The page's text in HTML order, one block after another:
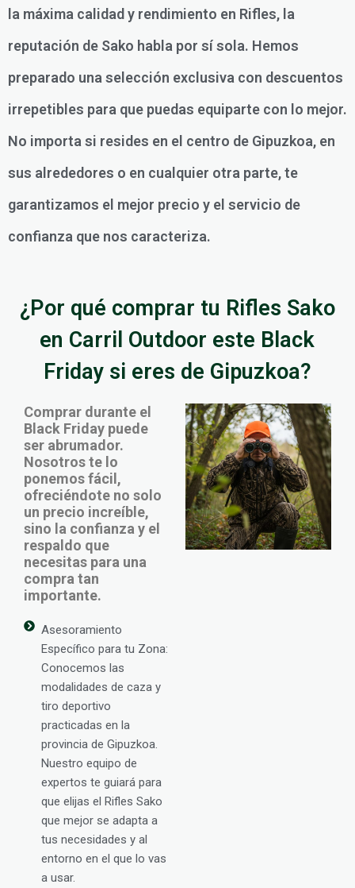
la máxima calidad y rendimiento en Rifles, la
reputación de Sako habla por sí sola. Hemos
preparado una selección exclusiva con descuentos
irrepetibles para que puedas equiparte con lo mejor.
No importa si resides en el centro de Gipuzkoa, en
sus alrededores o en cualquier otra parte, te
garantizamos el mejor precio y el servicio de
confianza que nos caracteriza.
¿Por qué comprar tu Rifles Sako
en Carril Outdoor este Black
Friday si eres de Gipuzkoa?
Comprar durante el
Black Friday puede
ser abrumador.
Nosotros te lo
ponemos fácil,
ofreciéndote no solo
un precio increíble,
sino la confianza y el
respaldo que
necesitas para una
compra tan
importante.
Asesoramiento
Específico para tu Zona:
Conocemos las
modalidades de caza y
tiro deportivo
practicadas en la
provincia de Gipuzkoa.
Nuestro equipo de
expertos te guiará para
que elijas el Rifles Sako
que mejor se adapta a
tus necesidades y al
entorno en el que lo vas
a usar.